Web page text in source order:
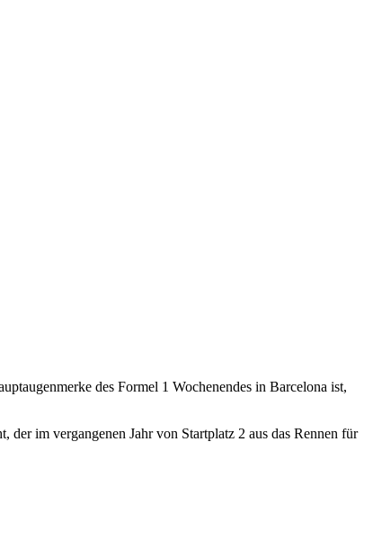
des Formel 1 Wochenendes in Barcelona ist,
der im vergangenen Jahr von Startplatz 2 aus das Rennen für